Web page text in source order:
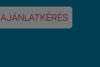
1 doboz 2 négyzetmér /
20 lap
Hálós kasírozás
AJÁNLATKÉRÉS